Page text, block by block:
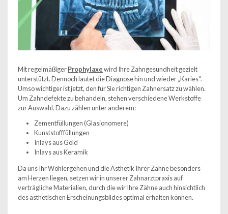
Mit regelmäßigerProphylaxewird Ihre Zahngesundheit gezielt
unterstützt. Dennoch lautet die Diagnose hin und wieder „Karies“.
Umso wichtiger ist jetzt, den für Sie richtigen Zahnersatz zu wählen.
Um Zahndefekte zu behandeln, stehen verschiedene Werkstoffe
zur Auswahl. Dazu zählen unter anderem:
Zementfüllungen (Glasionomere)
Kunststofffüllungen
Inlays aus Gold
Inlays aus Keramik
Da uns Ihr Wohlergehen und die Ästhetik Ihrer Zähne besonders
am Herzen liegen, setzen wir in unserer Zahnarztpraxis auf
verträgliche Materialien, durch die wir Ihre Zähne auch hinsichtlich
des ästhetischen Erscheinungsbildes optimal erhalten können.